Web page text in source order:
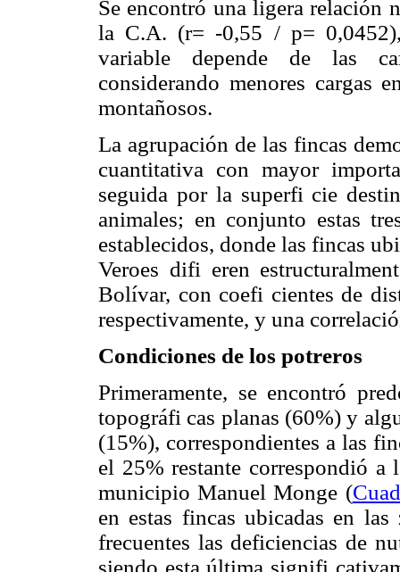
Se encontró una ligera relación
la C.A. (r= -0,55 / p=
variable depende de las
considerando menores cargas
montañosos.
La agrupación de las fincas
cuantitativa con mayor
seguida por la superfi cie
animales; en conjunto estas
establecidos, donde las fincas
Veroes difi eren
Bolívar, con coefi cientes de
respectivamente, y una
Condiciones de los potreros
Primeramente, se encontró
topográfi cas planas (60%) y
(15%), correspondientes a las
el 25% restante correspondió a
municipio Manuel Monge (
en estas fincas ubicadas en
frecuentes las deficiencias de